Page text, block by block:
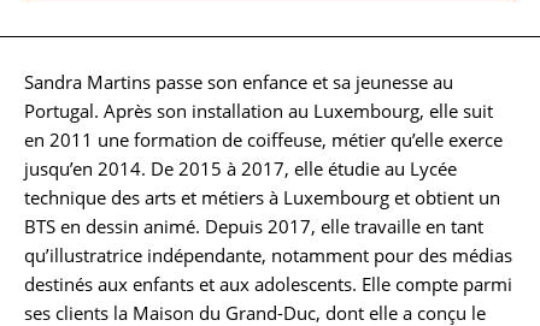
Biographie
Sandra Martins passe son enfance et sa jeunesse au
Portugal. Après son installation au Luxembourg, elle suit
en 2011 une formation de coiffeuse, métier qu’elle exerce
jusqu’en 2014. De 2015 à 2017, elle étudie au Lycée
technique des arts et métiers à Luxembourg et obtient un
BTS en dessin animé. Depuis 2017, elle travaille en tant
qu’illustratrice indépendante, notamment pour des médias
destinés aux enfants et aux adolescents. Elle compte parmi
ses clients la Maison du Grand-Duc, dont elle a conçu le